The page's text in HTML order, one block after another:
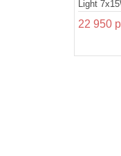
Light
22 950